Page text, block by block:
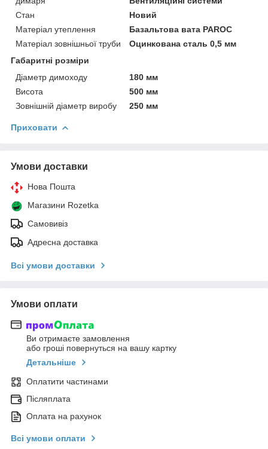
Стан
Новий
Матеріал утеплення
Базальтова вата PAROC
Матеріал зовнішньої труби
Оцинкована сталь 0,5 мм
Габаритні розміри
Діаметр димоходу
180 мм
Висота
500 мм
Зовнішній діаметр виробу
250 мм
Приховати
Умови доставки
Нова Пошта
Магазини Rozetka
Самовивіз
Адресна доставка
Всі умови доставки
Умови оплати
Ви отримаєте замовлення
або гроші повернуться на вашу картку
Детальніше
Оплатити частинами
Післяплата
Оплата на рахунок
Всі умови оплати